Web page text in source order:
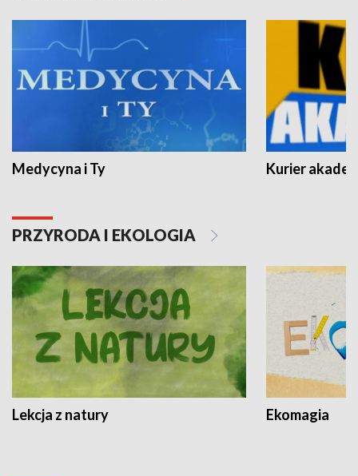
Medycyna i Ty Kurier
PRZYRODA I EKOLOGIA
Lekcja z natury Ekomagia